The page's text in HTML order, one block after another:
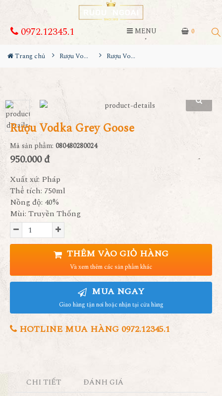
0
0972.12345.1 MENU
Trang chủ Rượu Vodka Rượu Vodka Grey Goose
Rượu Vodka Grey Goose
Mã sản phẩm: 080480280024
950.000 đ
Xuất xứ: Pháp
Thể tích: 750ml
Nồng độ: 40%
Mùi: Truyền Thống
THÊM VÀO GIỎ HÀNG
Và xem thêm các sản phẩm khác
MUA NGAY
Giao hàng tận nơi hoặc nhận tại cửa hàng
HOTLINE MUA HÀNG 0972.12345.1
CHI TIẾT ĐÁNH GIÁ